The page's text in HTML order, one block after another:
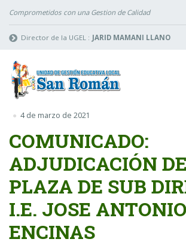
Comprometidos con una Gestion de Calidad
Director de la UGEL : JARID MAMANI LLANO
4 de marzo de 2021
COMUNICADO:
ADJUDICACIÓN
PLAZA DE SUB
I.E. JOSE ANTONIO
ENCINAS